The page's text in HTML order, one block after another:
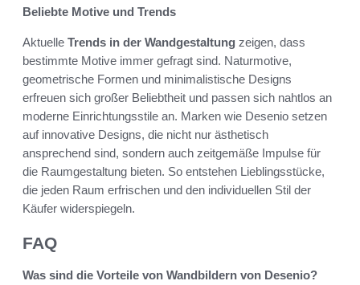
Beliebte Motive und Trends
Aktuelle Trends in der Wandgestaltung zeigen, dass
bestimmte Motive immer gefragt sind. Naturmotive,
geometrische Formen und minimalistische Designs
erfreuen sich großer Beliebtheit und passen sich nahtlos an
moderne Einrichtungsstile an. Marken wie Desenio setzen
auf innovative Designs, die nicht nur ästhetisch
ansprechend sind, sondern auch zeitgemäße Impulse für
die Raumgestaltung bieten. So entstehen Lieblingsstücke,
die jeden Raum erfrischen und den individuellen Stil der
Käufer widerspiegeln.
FAQ
Was sind die Vorteile von Wandbildern von Desenio?